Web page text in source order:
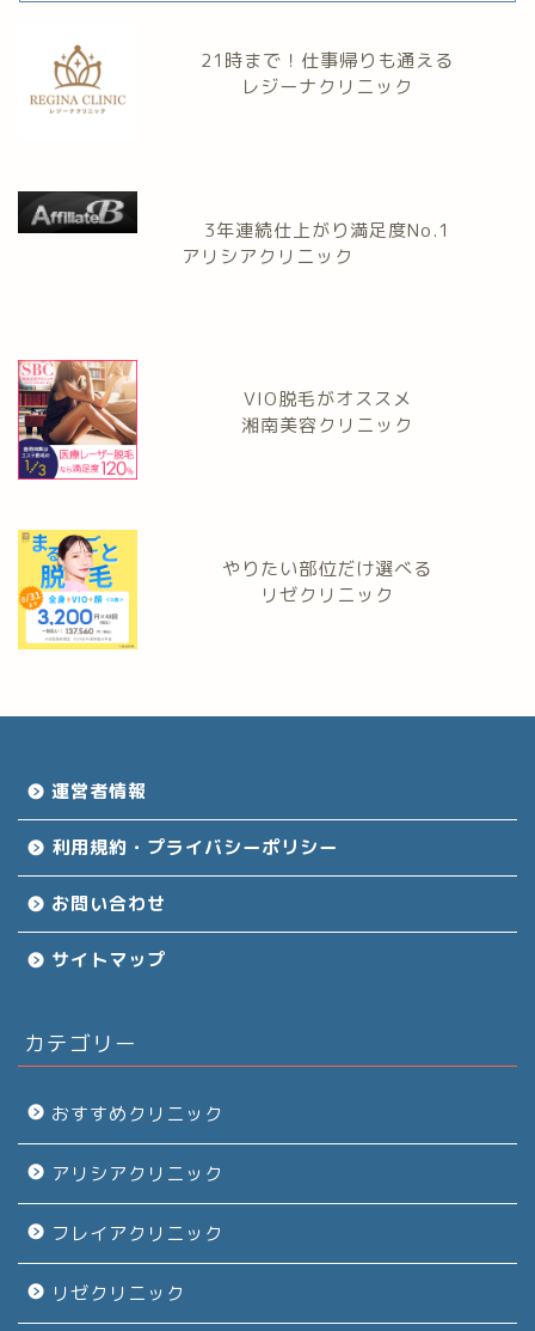
21時まで！仕事帰りも通える
レジーナクリニック
3年連続仕上がり満足度No.1
アリシアクリニック
VIO脱毛がオススメ
湘南美容クリニック
やりたい部位だけ選べる
リゼクリニック
運営者情報
利用規約・プライバシーポリシー
お問い合わせ
サイトマップ
カテゴリー
おすすめクリニック
アリシアクリニック
フレイアクリニック
リゼクリニック